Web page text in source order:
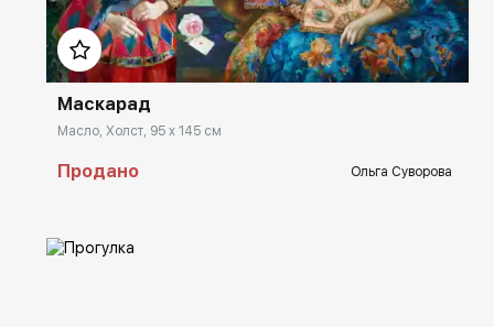
Домен: spb.rakovgallery.ru
Маскарад
Масло, Холст, 95 x 145 см
Продано Ольга Суворова